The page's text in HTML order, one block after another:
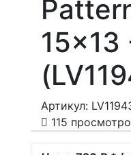
Артикул:
115